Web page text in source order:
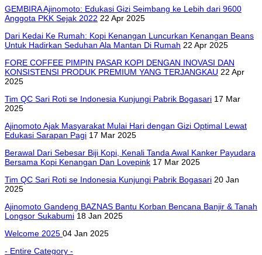
GEMBIRA Ajinomoto: Edukasi Gizi Seimbang ke Lebih dari 9600
Anggota PKK Sejak 2022 22 Apr 2025
Dari Kedai Ke Rumah: Kopi Kenangan Luncurkan Kenangan Beans
Untuk Hadirkan Seduhan Ala Mantan Di Rumah 22 Apr 2025
FORE COFFEE PIMPIN PASAR KOPI DENGAN INOVASI DAN
KONSISTENSI PRODUK PREMIUM YANG TERJANGKAU 22 Apr
2025
Tim QC Sari Roti se Indonesia Kunjungi Pabrik Bogasari 17 Mar
2025
Ajinomoto Ajak Masyarakat Mulai Hari dengan Gizi Optimal Lewat
Edukasi Sarapan Pagi 17 Mar 2025
Berawal Dari Sebesar Biji Kopi, Kenali Tanda Awal Kanker Payudara
Bersama Kopi Kenangan Dan Lovepink 17 Mar 2025
Tim QC Sari Roti se Indonesia Kunjungi Pabrik Bogasari 20 Jan
2025
Ajinomoto Gandeng BAZNAS Bantu Korban Bencana Banjir & Tanah
Longsor Sukabumi 18 Jan 2025
Welcome 2025 04 Jan 2025
- Entire Category -